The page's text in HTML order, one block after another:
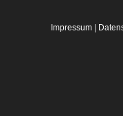
Impressum |